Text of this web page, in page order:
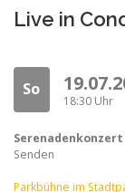
Live in
So
18:30 Uhr
Senden
Parkbühne im